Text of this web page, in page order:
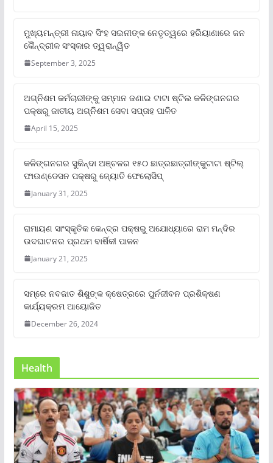
ମୁଖ୍ୟମନ୍ତ୍ରୀ ନାୟାବ ସିଂହ ସଇନୀଙ୍କ ନେତୃତ୍ୱରେ ହରିୟାଣାରେ ଜନ
କୈନ୍ଦ୍ରୀକ ସଂସ୍କାର ତ୍ୱରାନ୍ୱିତ
September 3, 2025
ଅଗ୍ନିଶମ କର୍ମଚାରୀଙ୍କୁ ସମ୍ମାନ ଜଣାଇ ଟାଟା ଷ୍ଟିଲ କଳିଙ୍ଗନଗର
ପକ୍ଷରୁ ଜାତୀୟ ଅଗ୍ନିଶମ ସେବା ସପ୍ତାହ ପାଳିତ
April 15, 2025
କଳିଙ୍ଗନଗର ସୁକିନ୍ଦା ଅଞ୍ଚଳର ୧୫୦ ଛାତ୍ରଛାତ୍ରୀଙ୍କୁଟାଟା ଷ୍ଟିଲ୍
ଫାଉଣ୍ଡେସନ ପକ୍ଷରୁ ଜ୍ୟୋତି ଫେଲୋସିପ୍‌
January 31, 2025
ରାମାୟଣ ସାଂସ୍କୃତିକ କେନ୍ଦ୍ର ପକ୍ଷରୁ ଅଯୋଧ୍ୟାରେ ରାମ ମନ୍ଦିର
ଉଦଘାଟନର ପ୍ରଥମ ବାର୍ଷିକୀ ପାଳନ
January 21, 2025
ସମ୍‌ରେ ନବଜାତ ଶିଶୁଙ୍କ କ୍ଷେତ୍ରରେ ପୁର୍ନଜୀବନ ପ୍ରଶିକ୍ଷଣ
କାର୍ଯ୍ୟକ୍ରମ ଆୟୋଜିତ
December 26, 2024
Health